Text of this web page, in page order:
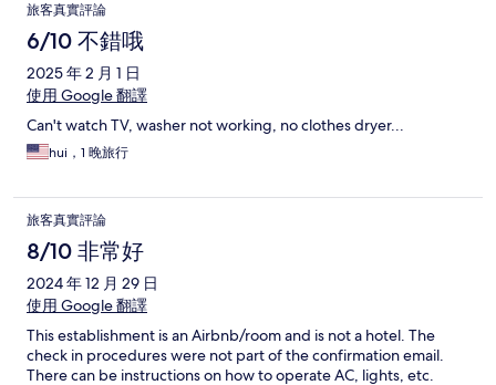
旅客真實評論
6/10 不錯哦
2025 年 2 月 1 日
使用 Google 翻譯
Can't watch TV, washer not working, no clothes dryer...
hui，1 晚旅行
旅客真實評論
8/10 非常好
2024 年 12 月 29 日
使用 Google 翻譯
This establishment is an Airbnb/room and is not a hotel. The
check in procedures were not part of the confirmation email.
There can be instructions on how to operate AC, lights, etc.